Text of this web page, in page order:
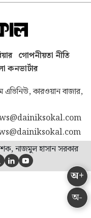
অ-
অ+
গোপনীয়তা নীতি
কনভার্টার
এভিনিউ, কারওয়ান বাজার,
নাজমুল হাসান সরকার
 